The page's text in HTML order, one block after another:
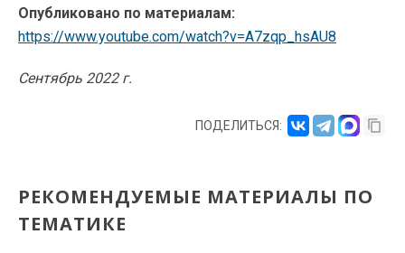
Опубликовано по материалам:
https://www.youtube.com/watch?v=A7zqp_hsAU8
Сентябрь 2022 г.
ПОДЕЛИТЬСЯ:
РЕКОМЕНДУЕМЫЕ МАТЕРИАЛЫ ПО
ТЕМАТИКЕ